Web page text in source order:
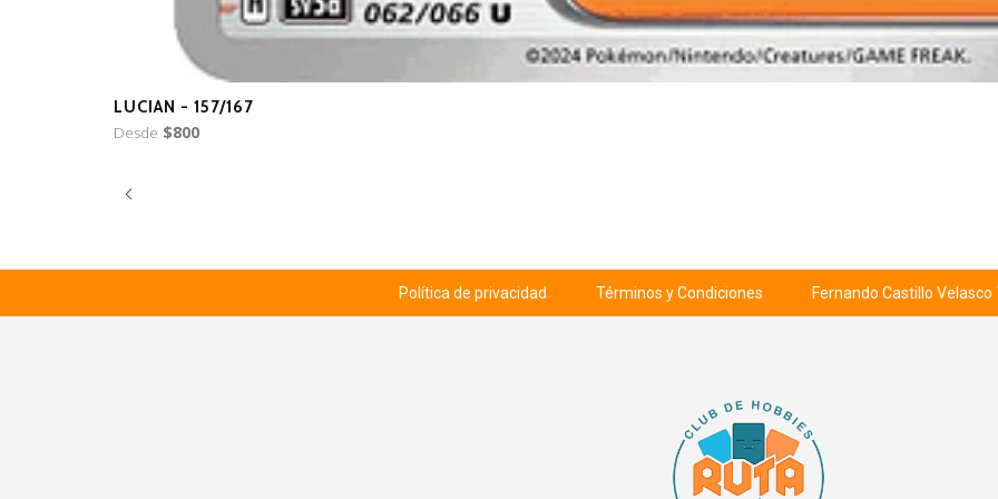
LUCIAN - 157/167
Desde $800
Política de privacidad Términos y Condiciones Fernando Castillo Velasco